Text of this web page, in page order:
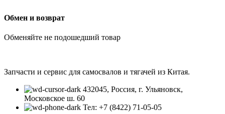
Обмен и возврат
Обменяйте не подошедший товар
Запчасти и сервис для самосвалов и тягачей из Китая.
432045, Россия, г. Ульяновск,
Московское ш. 60
Тел: +7 (8422) 71-05-05